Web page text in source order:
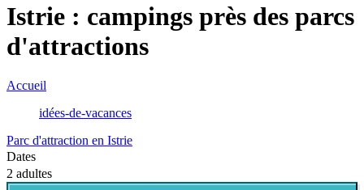
Istrie : campings près des parcs
d'attractions
Accueil
idées-de-vacances
Parc d'attraction en Istrie
Dates
2 adultes